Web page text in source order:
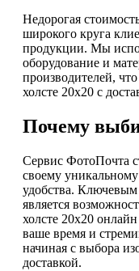
Недорогая
широкого круга
продукции. Мы
оборудование и
производителей,
холсте 20х20 с
Почему
Сервис ФотоПочта
своему
удобства.
является
холсте 20х20
ваше время и
начиная с выбора
доставкой.